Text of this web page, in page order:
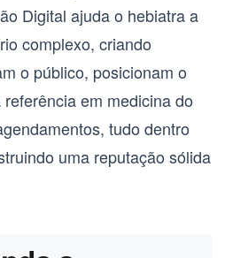
Digital ajuda o hebiatra a
complexo, criando
o público, posicionam o
em medicina do
tudo dentro
uma reputação sólida